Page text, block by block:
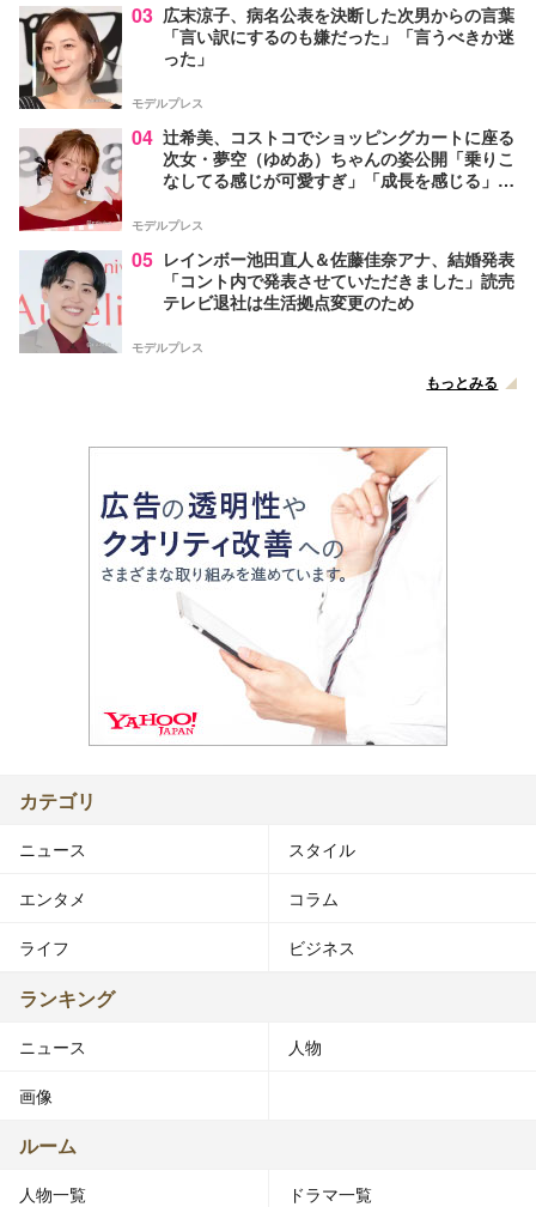
03 広末涼子、病名公表を決断した次男からの言葉
「言い訳にするのも嫌だった」「言うべきか迷
った」
モデルプレス
04 辻希美、コストコでショッピングカートに座る
次女・夢空（ゆめあ）ちゃんの姿公開「乗りこ
なしてる感じが可愛すぎ」「成長を感じる」の
モデルプレス
05 レインボー池田直人＆佐藤佳奈アナ、結婚発表
「コント内で発表させていただきました」読売
テレビ退社は生活拠点変更のため
モデルプレス
もっとみる
カテゴリ
ニュース スタイル
エンタメ コラム
ライフ ビジネス
ランキング
ニュース 人物
画像
ルーム
人物一覧 ドラマ一覧